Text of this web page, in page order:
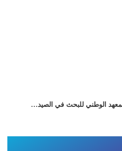
الوطني للبحث في الصيد…